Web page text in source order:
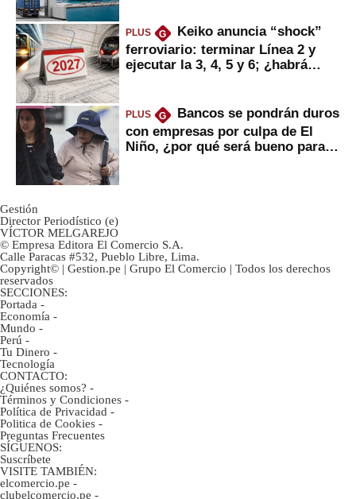
PLUS G
Keiko anuncia “shock”
ferroviario: terminar Línea 2 y
ejecutar la 3, 4, 5 y 6; ¿habrá
PLUS G
Bancos se pondrán duros
con empresas por culpa de El
Niño, ¿por qué será bueno para
Gestión
Director Periodístico (e)
VÍCTOR MELGAREJO
© Empresa Editora El Comercio S.A.
Calle Paracas #532, Pueblo Libre, Lima.
Copyright© | Gestion.pe | Grupo El Comercio | Todos los derechos
reservados
SECCIONES:
Portada -
Economía -
Mundo -
Perú -
Tu Dinero -
Tecnología
CONTACTO:
¿Quiénes somos? -
Términos y Condiciones -
Política de Privacidad -
Politica de Cookies -
Preguntas Frecuentes
SÍGUENOS:
Suscríbete
VISITE TAMBIÉN:
elcomercio.pe -
clubelcomercio.pe -